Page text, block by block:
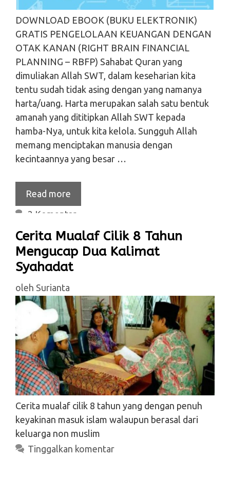
DOWNLOAD EBOOK (BUKU ELEKTRONIK)
GRATIS PENGELOLAAN KEUANGAN DENGAN
OTAK KANAN (RIGHT BRAIN FINANCIAL
PLANNING – RBFP) Sahabat Quran yang
dimuliakan Allah SWT, dalam keseharian kita
tentu sudah tidak asing dengan yang namanya
harta/uang. Harta merupakan salah satu bentuk
amanah yang dititipkan Allah SWT kepada
hamba-Nya, untuk kita kelola. Sungguh Allah
memang menciptakan manusia dengan
kecintaannya yang besar …
Read more
2 Komentar
Cerita Mualaf Cilik 8 Tahun
Mengucap Dua Kalimat
Syahadat
oleh Surianta
Cerita mualaf cilik 8 tahun yang dengan penuh
keyakinan masuk islam walaupun berasal dari
keluarga non muslim
Tinggalkan komentar